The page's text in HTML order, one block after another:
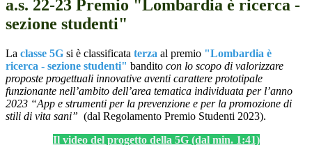
a.s. 22-23 Premio "Lombardia è ricerca -
sezione studenti"
La classe 5G si è classificata terza al premio "Lombardia è
ricerca - sezione studenti" bandito con lo scopo di valorizzare
proposte progettuali innovative aventi carattere prototipale
funzionante nell’ambito dell’area tematica individuata per l’anno
2023 “App e strumenti per la prevenzione e per la promozione di
stili di vita sani” (dal Regolamento Premio Studenti 2023).
Il video del progetto della 5G (dal min. 1:41)